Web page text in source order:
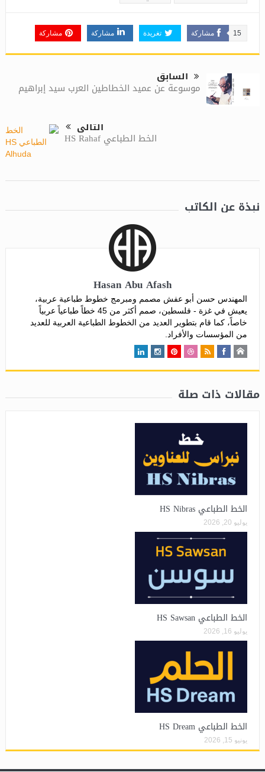
مشاركة 15 تغريدة مشاركة مشاركة
السابق
موسوعة عن عميد الخطاطين العرب سيد إبراهيم
التالى
الخط الطباعي HS Rahaf
نبذة عن الكاتب
Hasan Abu Afash
المهندس حسن أبو عفش مصمم ومبرمج خطوط طباعية عربية،
يعيش في غزة - فلسطين، صمم أكثر من 45 خطاً طباعياً عربياً
خاصاً، كما قام بتطوير العديد من الخطوط الطباعية العربية للعديد
من المؤسسات والأفراد.
مقالات ذات صلة
الخط الطباعي HS Nibras
يوليو 20, 2026
الخط الطباعي HS Sawsan
يوليو 16, 2026
الخط الطباعي HS Dream
يونيو 15, 2026